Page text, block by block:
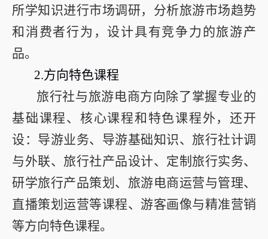
所学知识进行市场调研，分析旅游市场趋势
和消费者行为，设计具有竞争力的旅游产
品。
2.方向特色课程
旅行社与旅游电商方向除了掌握专业的
基础课程、核心课程和特色课程外，还开
设：导游业务、导游基础知识、旅行社计调
与外联、旅行社产品设计、定制旅行实务、
研学旅行产品策划、旅游电商运营与管理、
直播策划运营等课程、游客画像与精准营销
等方向特色课程。